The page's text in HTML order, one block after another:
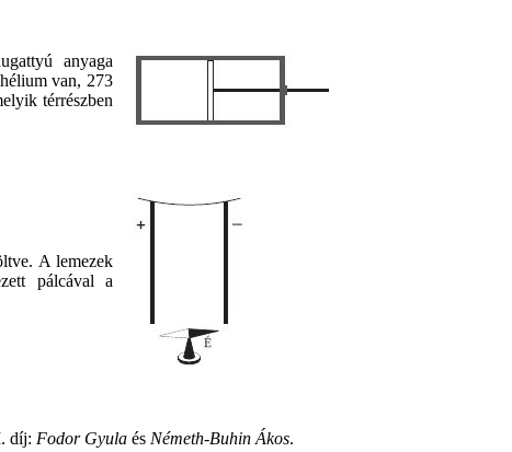
anyaga
van, 273
térrészben
A lemezek
pálcával a
díj: Fodor Gyula és Németh-Buhin Ákos.